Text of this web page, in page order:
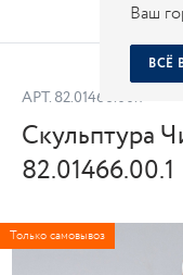
Ваш
ВСЁ
АРТ. 82.01466.00.1
Скульптура
82.01466.00.1
Только самовывоз